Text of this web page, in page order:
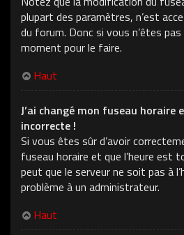
plupart des paramètres, n’est
du forum. Donc si vous n’êtes
moment pour le faire.
Haut
J’ai changé mon fuseau horaire
incorrecte !
Si vous êtes sûr d’avoir
fuseau horaire et que l’heure est
peut que le serveur ne soit pas à
problème à un administrateur.
Haut